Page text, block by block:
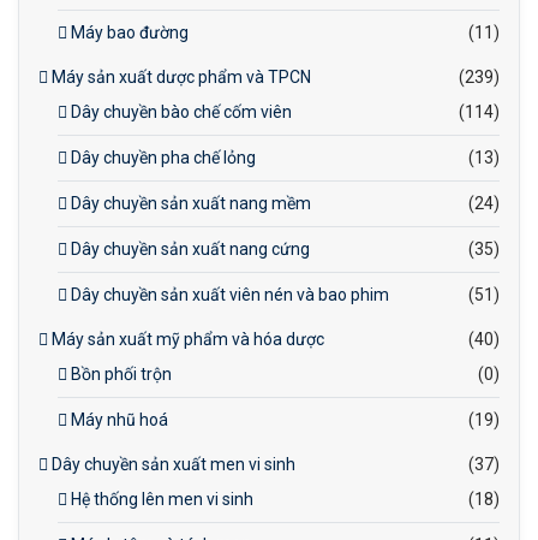
Máy bao đường (11)
Máy sản xuất dược phẩm và TPCN
(239)
Dây chuyền bào chế cốm viên
(114)
Dây chuyền pha chế lỏng (13)
Dây chuyền sản xuất nang mềm (24)
Dây chuyền sản xuất nang cứng (35)
Dây chuyền sản xuất viên nén và bao phim (51)
Máy sản xuất mỹ phẩm và hóa dược
(40)
Bồn phối trộn
(0)
Máy nhũ hoá (19)
Dây chuyền sản xuất men vi sinh
(37)
Hệ thống lên men vi sinh
(18)